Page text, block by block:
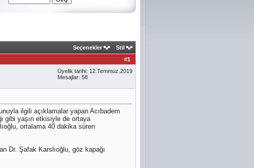
Seçenekler
Stil
#1
Üyelik tarihi: 12.Temmuz.2019
Mesajlar: 58
ilgili açıklamalar yapan Acıbadem
gibi yaşın etkisiyle de ortaya
ortalama 40 dakika süren
Dr. Şafak Karslıoğlu, göz kapağı